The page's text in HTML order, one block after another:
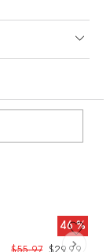
46 %
$55,97 $29 99